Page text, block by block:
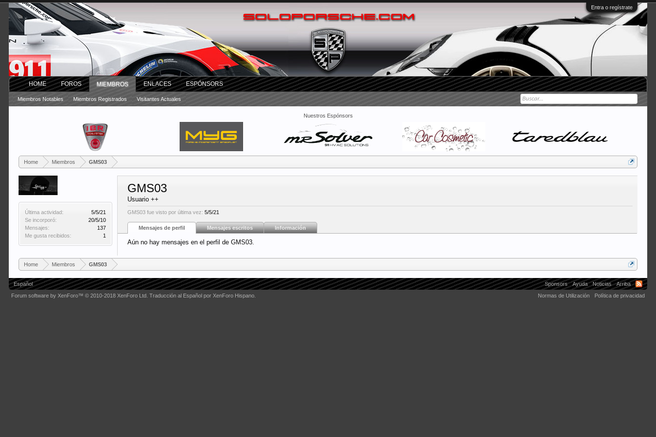
Entra o regístrate
Nuestros Espónsors
Home Miembros GMS03
Última actividad:
5/5/21
Se incorporó:
20/5/10
Mensajes:
137
Me gusta recibidos:
1
GMS03
Usuario ++
GMS03 fue visto por última vez: 5/5/21
Mensajes de perfil Mensajes escritos Información
Aún no hay mensajes en el perfil de GMS03.
Home Miembros GMS03
HOME FOROS MIEMBROS
Miembros Notables Miembros Registrados Visitantes Actuales
ENLACES ESPÓNSORS
Español Sponsors Ayuda Noticias
Arriba
Normas de Utilización
Política de privacidad
Forum software by XenForo™© 2010-2018 XenForo Ltd. Traducción al Español por XenForo Hispano.